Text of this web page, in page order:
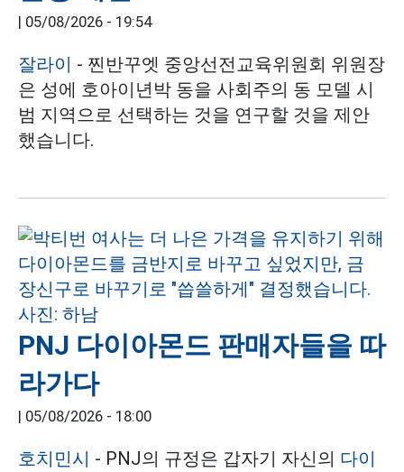
| 05/08/2026 - 19:54
잘라이 - 찐반꾸엣 중앙선전교육위원회 위원장
은 성에 호아이년박 동을 사회주의 동 모델 시
범 지역으로 선택하는 것을 연구할 것을 제안
했습니다.
PNJ 다이아몬드 판매자들을 따
라가다
| 05/08/2026 - 18:00
호치민시 - PNJ의 규정은 갑자기 자신의 다이